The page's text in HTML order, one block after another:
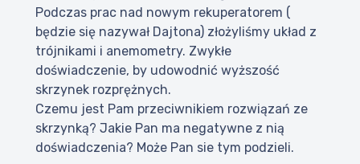
Podczas prac nad nowym rekuperatorem (
będzie się nazywał Dajtona) złożyliśmy układ z
trójnikami i anemometry. Zwykłe
doświadczenie, by udowodnić wyższość
skrzynek rozprężnych.
Czemu jest Pam przeciwnikiem rozwiązań ze
skrzynką? Jakie Pan ma negatywne z nią
doświadczenia? Może Pan sie tym podzieli.